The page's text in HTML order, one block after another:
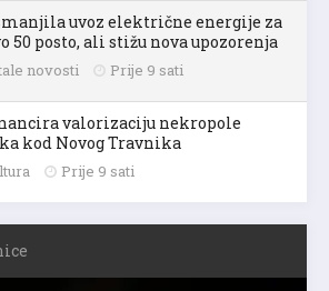
uvoz električne energije za
50 posto, ali stižu nova upozorenja
novosti Prije 9 sati
valorizaciju nekropole
kod Novog Travnika
Prije 9 sati